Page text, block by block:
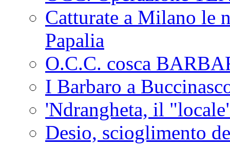
Catturate a Milano le
Papalia
O.C.C. cosca
I Barbaro a
'Ndrangheta, il
Desio, scioglimento